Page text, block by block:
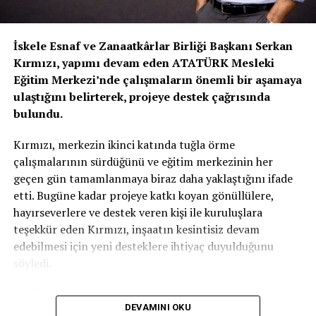
İskele Esnaf ve Zanaatkârlar Birliği Başkanı Serkan
Kırmızı, yapımı devam eden ATATÜRK Mesleki
Eğitim Merkezi’nde çalışmaların önemli bir aşamaya
ulaştığını belirterek, projeye destek çağrısında
bulundu.
Kırmızı, merkezin ikinci katında tuğla örme
çalışmalarının sürdüğünü ve eğitim merkezinin her
geçen gün tamamlanmaya biraz daha yaklaştığını ifade
etti. Bugüne kadar projeye katkı koyan gönüllülere,
hayırseverlere ve destek veren kişi ile kuruluşlara
teşekkür eden Kırmızı, inşaatın kesintisiz devam
edebilmesi için yeni desteklere ihtiyaç duyulduğunu
söyledi.
Özellikle tuğla başta olmak üzere çeşitli inşaat
malzemelerinin temin edilmesinin önem taşıdığını
DEVAMINI OKU